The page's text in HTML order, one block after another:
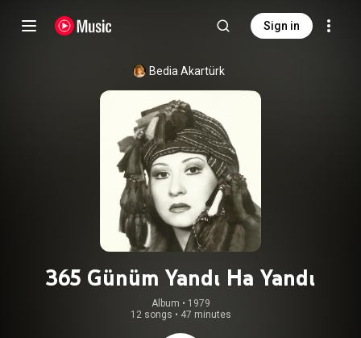
Sign in
Bedia Akartürk
365 Günüm Yandı Ha Yandı
Album • 1979
12 songs • 47 minutes